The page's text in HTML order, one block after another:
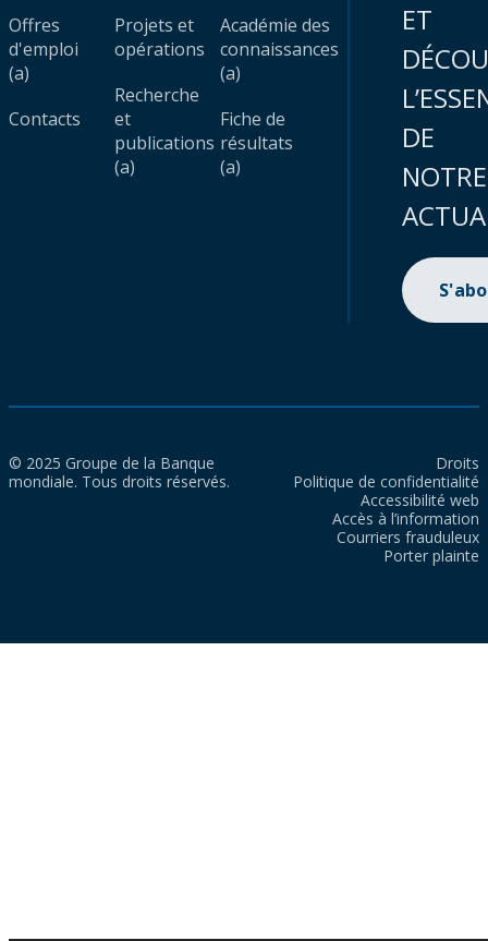
Offres
d'emploi
(a)
Contacts
Projets et
opérations
Recherche
et
publications
(a)
Académie des
connaissances
(a)
Fiche de
résultats
(a)
ET
DE
NOTRE
© 2025 Groupe de la Banque
mondiale. Tous droits réservés.
Droits
Politique de confidentialité
Accessibilité web
Accès à l’information
Courriers frauduleux
Porter plainte